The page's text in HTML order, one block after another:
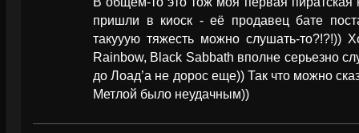
пришли в киоск - её продавец бате
такууую тяжесть можно слушать-то?!?!))
Rainbow, Black Sabbath вполне серьезно
до Лоад’а не дорос еще)) Так что можно
Метлой было неудачным))